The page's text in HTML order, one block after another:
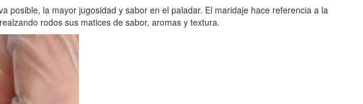
posible, la mayor jugosidad y sabor en el paladar. El maridaje hace referencia a la
rodos sus matices de sabor, aromas y textura.